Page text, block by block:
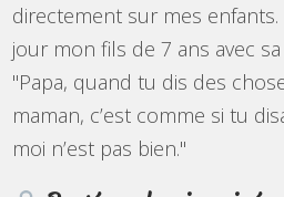
directement sur mes enfants.
jour mon fils de 7 ans avec
"Papa, quand tu dis des
maman, c’est comme si tu
moi n’est pas bien."